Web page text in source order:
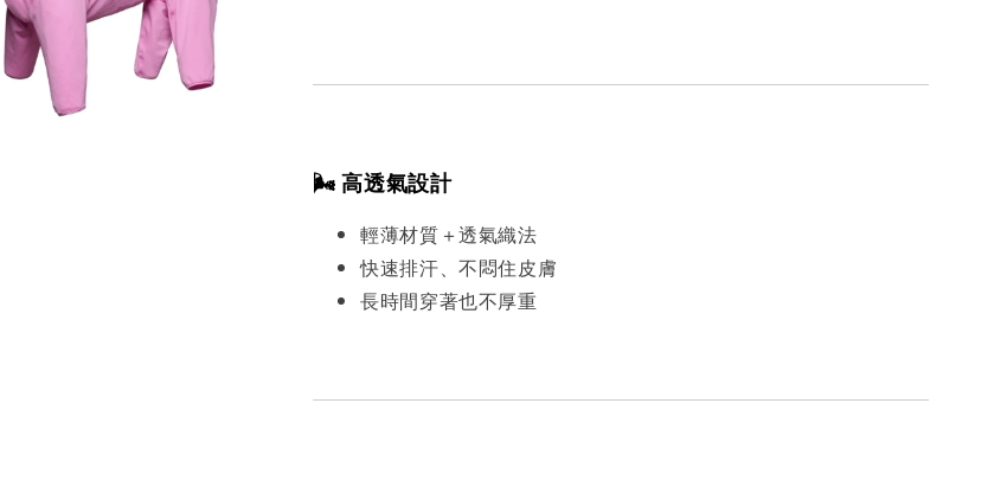
🌬️ 高透氣設計
輕薄材質＋透氣織法
快速排汗、不悶住皮膚
長時間穿著也不厚重